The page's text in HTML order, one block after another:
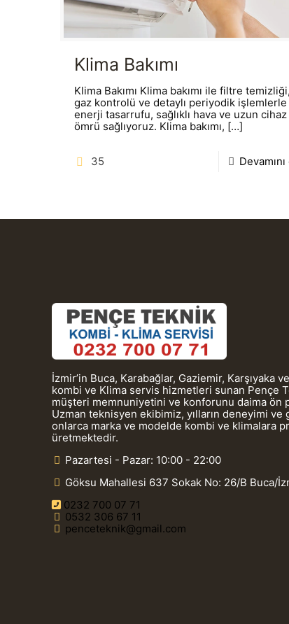
Klima Bakımı
Klima Bakımı Klima bakımı ile filtre temizliği,
gaz kontrolü ve detaylı periyodik işlemlerle
enerji tasarrufu, sağlıklı hava ve uzun cihaz
ömrü sağlıyoruz. Klima bakımı, […]
35
İzmir’in Buca, Karabağlar, Gaziemir, Karşıyaka
kombi ve Klima servis hizmetleri sunan Pençe
müşteri memnuniyetini ve konforunu daima ön
Uzman teknisyen ekibimiz, yılların deneyimi
onlarca marka ve modelde kombi ve klimalara
üretmektedir.
Pazartesi - Pazar: 10:00 - 22:00
Göksu Mahallesi 637 Sokak No: 26/B Buca/
0232 700 07 71
0532 306 67 11
penceteknik@gmail.com